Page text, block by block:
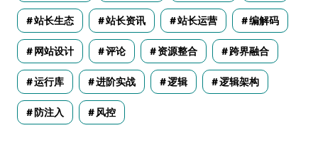
站长生态 站长资讯 站长运营 编解码
网站设计 评论 资源整合 跨界融合
运行库 进阶实战 逻辑 逻辑架构
防注入 风控